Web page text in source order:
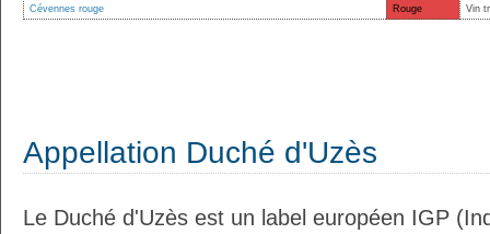
Cévennes rouge Rouge Vin
Appellation Duché d'Uzès
Le Duché d'Uzès est un label européen IGP